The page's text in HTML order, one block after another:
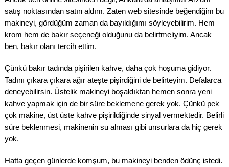
satış noktasından satın aldım. Zaten web sitesinde beğendiğim bu
makineyi, gördüğüm zaman da bayıldığımı söyleyebilirim. Hem
krom hem de bakır seçeneği olduğunu da belirtmeliyim. Ancak
ben, bakır olanı tercih ettim.
Çünkü bakır tadında pişirilen kahve, daha çok hoşuma gidiyor.
Tadını çıkara çıkara ağır ateşte pişirdiğini de belirteyim. Defalarca
deneyebilirsin. Üstelik makineyi boşaldıktan hemen sonra yeni
kahve yapmak için de bir süre beklemene gerek yok. Çünkü pek
çok makine, üst üste kahve pişirildiğinde sinyal vermektedir. Belirli
süre beklenmesi, makinenin su alması gibi unsurlara da hiç gerek
yok.
Hatta geçen günlerde komşum, bu makineyi benden ödünç istedi.